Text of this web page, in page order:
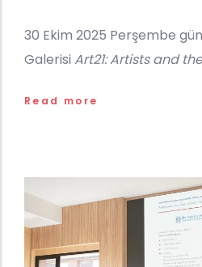
30 Ekim 2025 Perşembe
Galerisi Art21: Artists and the
Read more